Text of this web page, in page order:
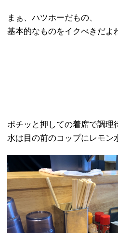
まぁ、ハツホーだもの、
基本的なものをイクべきだよ
ポチッと押しての着席で調理
水は目の前のコップにレモン